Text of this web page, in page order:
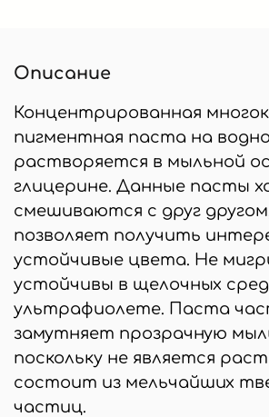
Описание
Концентрированная
пигментная паста на
растворяется в мыльной
глицерине. Данные пасты
смешиваются с друг
позволяет получить
устойчивые цвета. Не
устойчивы в щелочных
ультрафиолете. Паста
замутняет прозрачную
поскольку не является
состоит из мельчайших
частиц.